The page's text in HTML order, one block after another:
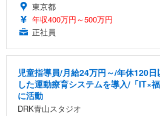
東京都
年収400万円～500万円
正社員
児童指導員/月給24万円～/年休120
した運動療育システムを導入/「IT×
に活動
DRK青山スタジオ